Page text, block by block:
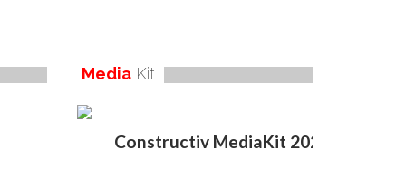
Media Kit
Constructiv MediaKit 2020